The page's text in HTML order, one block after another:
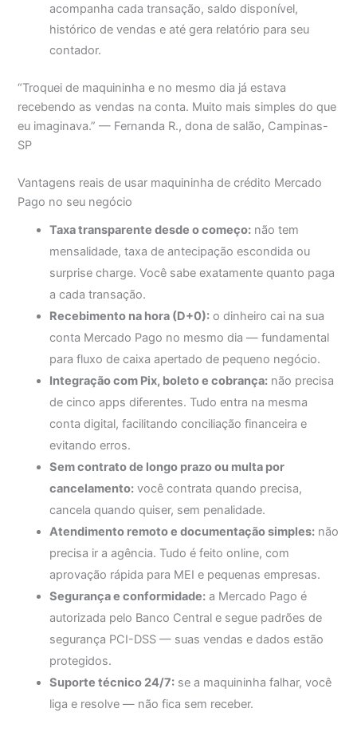
acompanha cada transação, saldo disponível,
histórico de vendas e até gera relatório para seu
contador.
“Troquei de maquininha e no mesmo dia já estava
recebendo as vendas na conta. Muito mais simples do que
eu imaginava.” — Fernanda R., dona de salão, Campinas-
SP
Vantagens reais de usar maquininha de crédito Mercado
Pago no seu negócio
Taxa transparente desde o começo: não tem
mensalidade, taxa de antecipação escondida ou
surprise charge. Você sabe exatamente quanto paga
a cada transação.
Recebimento na hora (D+0): o dinheiro cai na sua
conta Mercado Pago no mesmo dia — fundamental
para fluxo de caixa apertado de pequeno negócio.
Integração com Pix, boleto e cobrança: não precisa
de cinco apps diferentes. Tudo entra na mesma
conta digital, facilitando conciliação financeira e
evitando erros.
Sem contrato de longo prazo ou multa por
cancelamento: você contrata quando precisa,
cancela quando quiser, sem penalidade.
Atendimento remoto e documentação simples: não
precisa ir a agência. Tudo é feito online, com
aprovação rápida para MEI e pequenas empresas.
Segurança e conformidade: a Mercado Pago é
autorizada pelo Banco Central e segue padrões de
segurança PCI-DSS — suas vendas e dados estão
protegidos.
Suporte técnico 24/7: se a maquininha falhar, você
liga e resolve — não fica sem receber.